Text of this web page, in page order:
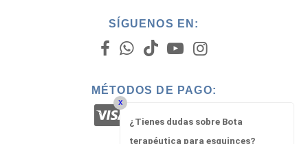
SÍGUENOS EN:
MÉTODOS DE PAGO:
x
¿Tienes dudas sobre Bota
terapéutica para esguinces?